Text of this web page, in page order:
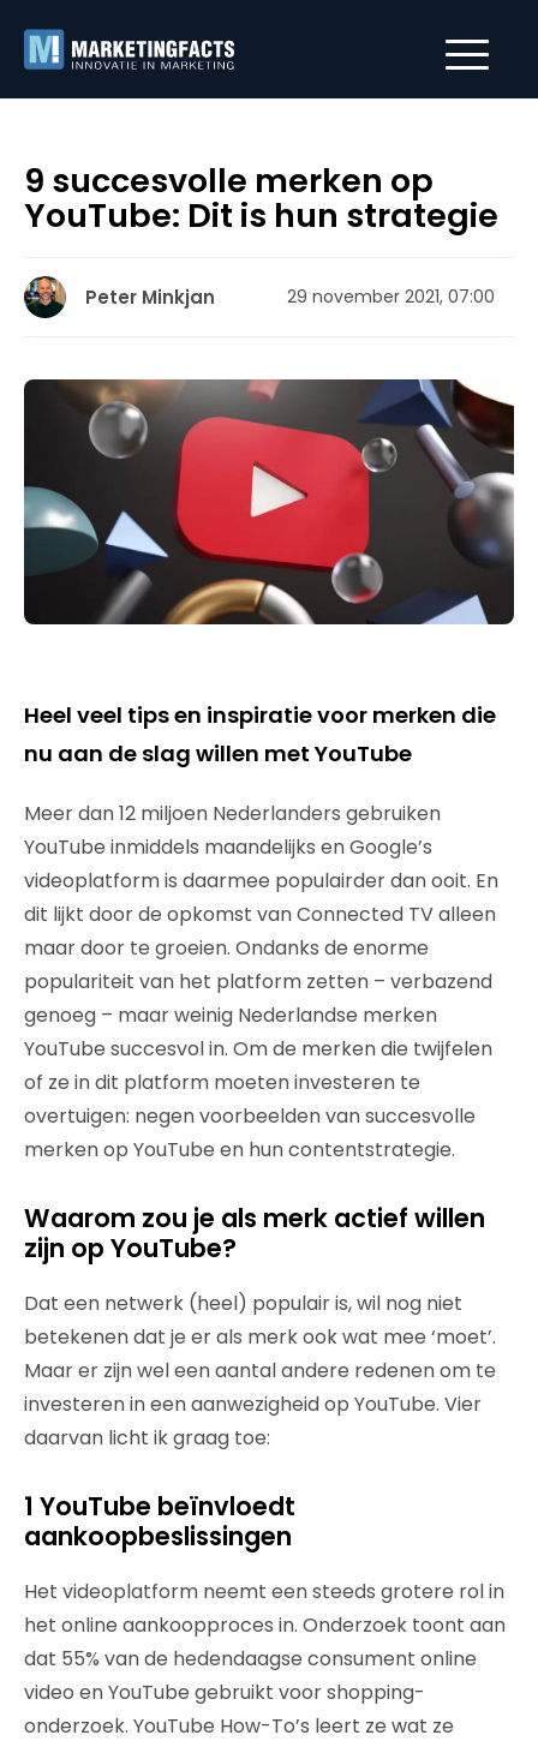
9 succesvolle merken op
YouTube: Dit is hun strategie
Peter Minkjan 29 november 2021, 07:00
Heel veel tips en inspiratie voor merken die
nu aan de slag willen met YouTube
Meer dan 12 miljoen Nederlanders gebruiken
YouTube inmiddels maandelijks en Google’s
videoplatform is daarmee populairder dan ooit. En
dit lijkt door de opkomst van Connected TV alleen
maar door te groeien. Ondanks de enorme
populariteit van het platform zetten – verbazend
genoeg – maar weinig Nederlandse merken
YouTube succesvol in. Om de merken die twijfelen
of ze in dit platform moeten investeren te
overtuigen: negen voorbeelden van succesvolle
merken op YouTube en hun contentstrategie.
Waarom zou je als merk actief willen
zijn op YouTube?
Dat een netwerk (heel) populair is, wil nog niet
betekenen dat je er als merk ook wat mee ‘moet’.
Maar er zijn wel een aantal andere redenen om te
investeren in een aanwezigheid op YouTube. Vier
daarvan licht ik graag toe:
1 YouTube beïnvloedt
aankoopbeslissingen
Het videoplatform neemt een steeds grotere rol in
het online aankoopproces in. Onderzoek toont aan
dat 55% van de hedendaagse consument online
video en YouTube gebruikt voor shopping-
onderzoek. YouTube How-To’s leert ze wat ze